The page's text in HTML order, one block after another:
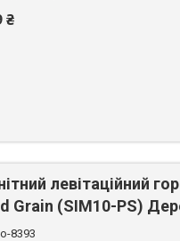
₴
левітаційний
Grain (SIM10-PS)
8393